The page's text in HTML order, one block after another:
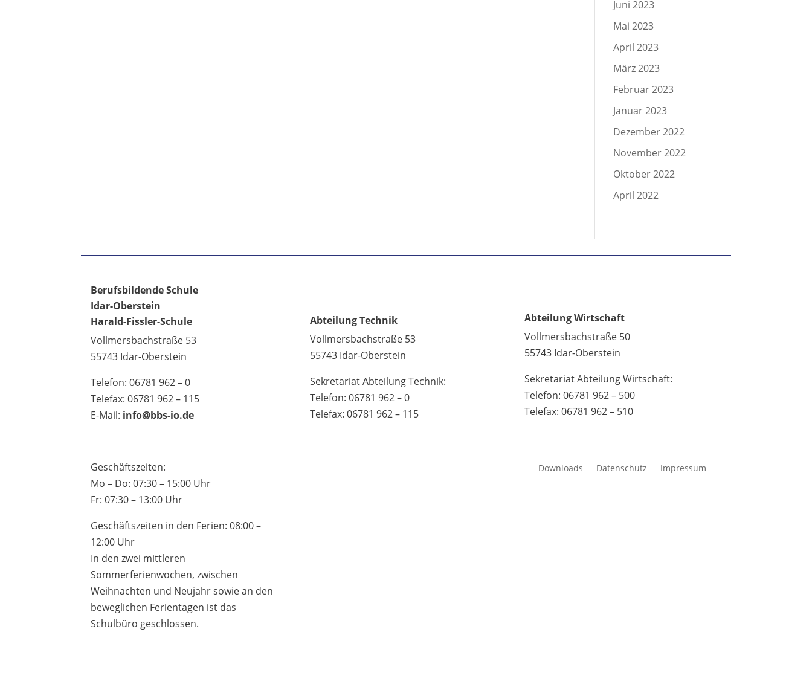
Juni 2023
Mai 2023
April 2023
März 2023
Februar 2023
Januar 2023
Dezember 2022
November 2022
Oktober 2022
April 2022
Berufsbildende Schule
Idar-Oberstein
Harald-Fissler-Schule
Vollmersbachstraße 53
55743 Idar-Oberstein
Telefon: 06781 962 – 0
Telefax: 06781 962 – 115
E-Mail: info@bbs-io.de
Abteilung Technik
Vollmersbachstraße 53
55743 Idar-Oberstein
Sekretariat Abteilung Technik:
Telefon: 06781 962 – 0
Telefax: 06781 962 – 115
Abteilung Wirtschaft
Vollmersbachstraße 50
55743 Idar-Oberstein
Sekretariat Abteilung Wirtschaft:
Telefon: 06781 962 – 500
Telefax: 06781 962 – 510
Geschäftszeiten:
Mo – Do: 07:30 – 15:00 Uhr
Fr: 07:30 – 13:00 Uhr
Geschäftszeiten in den Ferien: 08:00 –
12:00 Uhr
In den zwei mittleren
Sommerferienwochen, zwischen
Weihnachten und Neujahr sowie an den
beweglichen Ferientagen ist das
Schulbüro geschlossen.
Downloads Datenschutz Impressum